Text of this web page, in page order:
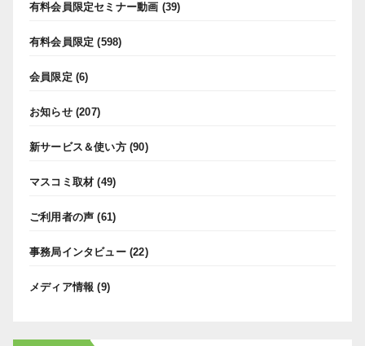
有料会員限定セミナー動画 (39)
有料会員限定 (598)
会員限定 (6)
お知らせ(207)
新サービス＆使い方(90)
マスコミ取材 (49)
ご利用者の声 (61)
事務局インタビュー(22)
メディア情報 (9)